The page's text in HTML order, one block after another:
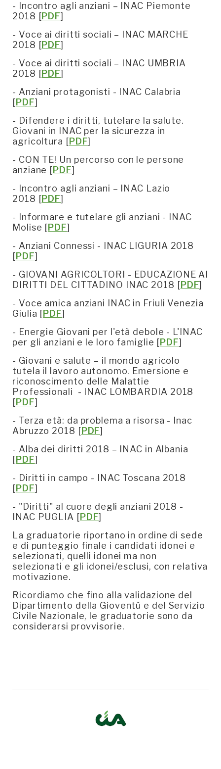
- Incontro agli anziani – INAC Piemonte
2018 [PDF]
- Voce ai diritti sociali – INAC MARCHE
2018 [PDF]
- Voce ai diritti sociali – INAC UMBRIA
2018 [PDF]
- Anziani protagonisti - INAC Calabria
[PDF]
- Difendere i diritti, tutelare la salute.
Giovani in INAC per la sicurezza in
agricoltura [PDF]
- CON TE! Un percorso con le persone
anziane [PDF]
- Incontro agli anziani – INAC Lazio
2018 [PDF]
- Informare e tutelare gli anziani - INAC
Molise [PDF]
- Anziani Connessi - INAC LIGURIA 2018
[PDF]
- GIOVANI AGRICOLTORI - EDUCAZIONE AI
DIRITTI DEL CITTADINO INAC 2018 [PDF]
- Voce amica anziani INAC in Friuli Venezia
Giulia [PDF]
- Energie Giovani per l'età debole - L'INAC
per gli anziani e le loro famiglie [PDF]
- Giovani e salute – il mondo agricolo
tutela il lavoro autonomo. Emersione e
riconoscimento delle Malattie
Professionali - INAC LOMBARDIA 2018
[PDF]
- Terza età: da problema a risorsa - Inac
Abruzzo 2018 [PDF]
- Alba dei diritti 2018 – INAC in Albania
[PDF]
- Diritti in campo - INAC Toscana 2018
[PDF]
- "Diritti" al cuore degli anziani 2018 -
INAC PUGLIA [PDF]
La graduatorie riportano in ordine di sede
e di punteggio finale i candidati idonei e
selezionati, quelli idonei ma non
selezionati e gli idonei/esclusi, con relativa
motivazione.
Ricordiamo che fino alla validazione del
Dipartimento della Gioventù e del Servizio
Civile Nazionale, le graduatorie sono da
considerarsi provvisorie.